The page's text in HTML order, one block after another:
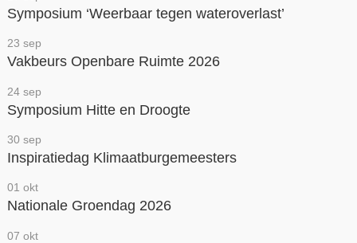
inhoud
Symposium ‘Weerbaar tegen wateroverlast’
23 sep
Vakbeurs Openbare Ruimte 2026
24 sep
Symposium Hitte en Droogte
30 sep
Inspiratiedag Klimaatburgemeesters
01 okt
Nationale Groendag 2026
07 okt
Monitoring
Contact